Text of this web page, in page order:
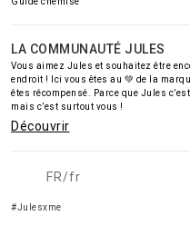
LA COMMUNAUTÉ JULES
Vous aimez Jules et souhaitez être
endroit ! Ici vous êtes au 💚 de la
êtes récompensé. Parce que Jules
mais c’est surtout vous !
Découvrir
FR/fr
#Julesxme